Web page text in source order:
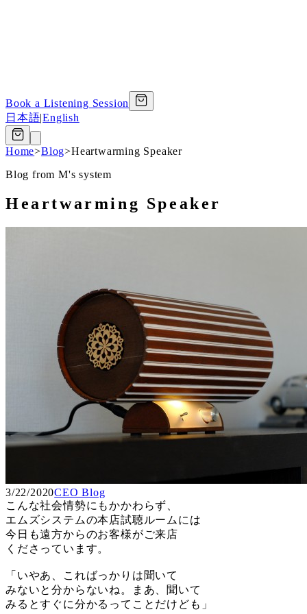
Book a Listening Session
日本語|English
Home>Blog>Heartwarming Speaker
Blog from M's system
Heartwarming Speaker
3/22/2020CEO Blog
こんな社会情勢にもかかわらず、
エムズシステムの本店試聴ルームには
今日も遠方からのお客様がご来店
くださっています。
「いやあ、こればっかりは聞いて
みないと分からないね。まあ、聞いて
みるとすぐに分かるってことだけども」